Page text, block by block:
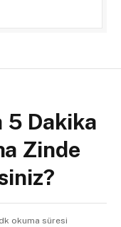
5 Dakika
Zinde
okuma süresi